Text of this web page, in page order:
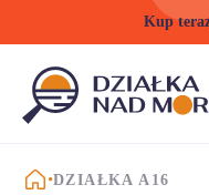
Kup
STRONA GŁÓWNA
DZIAŁKA A16